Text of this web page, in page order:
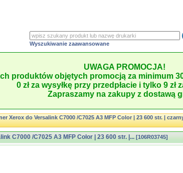
Wyszukiwanie zaawansowane
UWAGA PROMOCJA!
produktów objętych promocją za minimum
0 zł za wysyłkę przy przedpłacie i tylko 9 zł
Zapraszamy na zakupy z dostawą
Xerox do Versalink C7000 /C7025 A3 MFP Color | 23 600 str. |
C7000 /C7025 A3 MFP Color | 23 600 str. |... [106R03745]